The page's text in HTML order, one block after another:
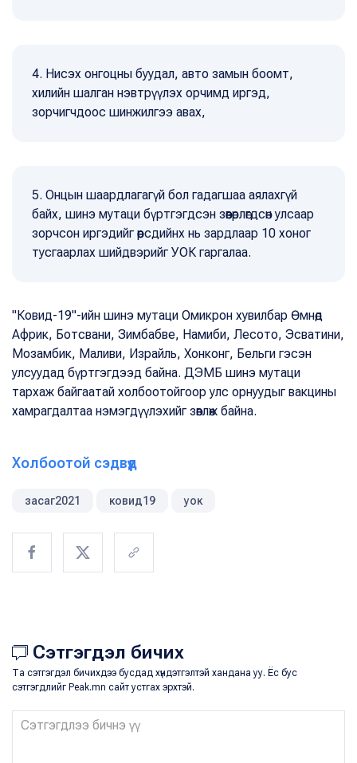
4. Нисэх онгоцны буудал, авто замын боомт,
хилийн шалган нэвтрүүлэх орчимд иргэд,
зорчигчдоос шинжилгээ авах,
5. Онцын шаардлагагүй бол гадагшаа аялахгүй
байх, шинэ мутаци бүртгэгдсэн зөөвөрлөгдсөн улсаар
зорчсон иргэдийг өөрсдийнх нь зардлаар 10 хоног
тусгаарлах шийдвэрийг УОК гаргалаа.
"Ковид-19"-ийн шинэ мутаци Омикрон хувилбар Өмнөд
Африк, Ботсвани, Зимбабве, Намиби, Лесото, Эсватини,
Мозамбик, Маливи, Израйль, Хонконг, Бельги гэсэн
улсуудад бүртгэгдээд байна. ДЭМБ шинэ мутаци
тархаж байгаатай холбоотойгоор улс орнуудыг вакцины
хамрагдалтаа нэмэгдүүлэхийг зөвлөж байна.
Холбоотой сэдвүүд
засаг2021 ковид19 уок
Сэтгэгдэл бичих
Та сэтгэгдэл бичихдээ бусдад хүндэтгэлтэй хандана уу. Ёс бус
сэтгэгдлийг Peak.mn сайт устгах эрхтэй.